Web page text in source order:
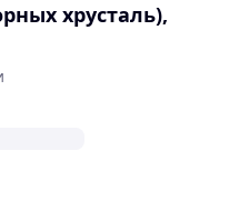
хрусталь),